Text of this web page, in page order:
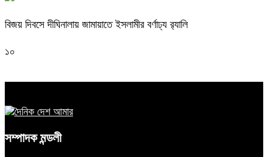
বিজয় দিবসে দীঘিনালায় জামায়াতে ইসলামীর বর্ণাঢ্য র‍্যালি
১০
সম্পাদক মন্ডলী